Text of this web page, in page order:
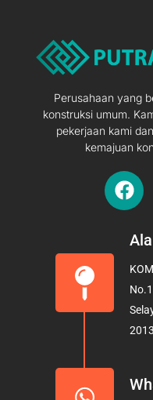
Perusahaan yang
konstruksi umum.
pekerjaan kami
kemajuan
F
a
e
o
o
k